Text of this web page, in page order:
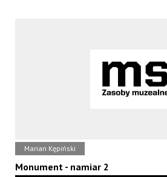
Marian Kępiński
Monument - namiar 2